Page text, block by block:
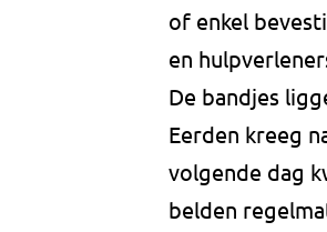
of enkel
en
De bandjes
Eerden kreeg
volgende dag
belden